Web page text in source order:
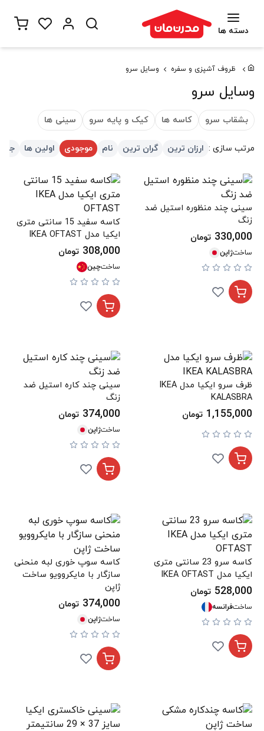
دسته ها
ظروف آشپزی و سفره وسایل سرو
وسایل سرو
بشقاب سرو کاسه ها کیک و پایه سرو سینی ها
مرتب سازی : ارزان ترین گران ترین نام موجودی اولین ها
سینی چند منظوره استیل ضد
زنگ
330,000 تومان
ساختژاپن
کاسه سفید 15 سانتی متری
ایکیا مدل IKEA OFTAST
308,000 تومان
ساختچین
ظرف سرو ایکیا مدل IKEA
KALASBRA
1,155,000 تومان
سینی چند کاره استیل ضد
زنگ
374,000 تومان
ساختژاپن
کاسه سرو 23 سانتی متری
ایکیا مدل IKEA OFTAST
528,000 تومان
ساختفرانسه
کاسه سوپ خوری لبه منحنی
سازگار با مایکروویو ساخت
ژاپن
374,000 تومان
ساختژاپن